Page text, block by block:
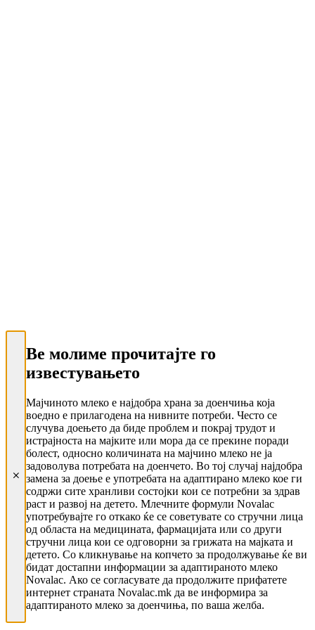
Ве молиме прочитајте го
известувањето
Мајчиното млеко е најдобра храна за доенчиња која
воедно е прилагодена на нивните потреби. Често се
случува доењето да биде проблем и покрај трудот и
истрајноста на мајките или мора да се прекине поради
болест, односно количината на мајчино млеко не ја
задоволува потребата на доенчето. Во тој случај најдобра
замена за доење е употребата на адаптирано млеко кое ги
содржи сите хранливи состојки кои се потребни за здрав
раст и развој на детето. Млечните формули Novalac
употребувајте го откако ќе се советувате со стручни лица
од областа на медицината, фармацијата или со други
стручни лица кои се одговорни за грижата на мајката и
детето. Со кликнување на копчето за продолжување ќе ви
бидат достапни информации за адаптираното млеко
Novalac. Ако се согласувате да продолжите прифатете
интернет страната Novalac.mk да ве информира за
адаптираното млеко за доенчиња, по ваша желба.